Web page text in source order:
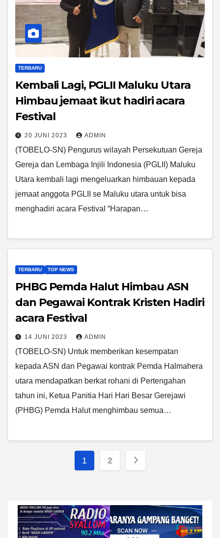
TERBARU
Kembali Lagi, PGLII Maluku Utara
Himbau jemaat ikut hadiri acara
Festival
20 JUNI 2023 ADMIN
(TOBELO-SN) Pengurus wilayah Persekutuan Gereja
Gereja dan Lembaga Injili Indonesia (PGLII) Maluku
Utara kembali lagi mengeluarkan himbauan kepada
jemaat anggota PGLII se Maluku utara untuk bisa
menghadiri acara Festival “Harapan…
TERBARU TOP NEWS
PHBG Pemda Halut Himbau ASN
dan Pegawai Kontrak Kristen Hadiri
acara Festival
14 JUNI 2023 ADMIN
(TOBELO-SN) Untuk memberikan kesempatan
kepada ASN dan Pegawai kontrak Pemda Halmahera
utara mendapatkan berkat rohani di Pertengahan
tahun ini, Ketua Panitia Hari Hari Besar Gerejawi
(PHBG) Pemda Halut menghimbau semua…
Paginasi
1 2